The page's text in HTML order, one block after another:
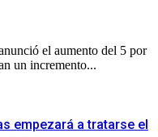
el aumento del 5 por
un incremento...
empezará a tratarse el